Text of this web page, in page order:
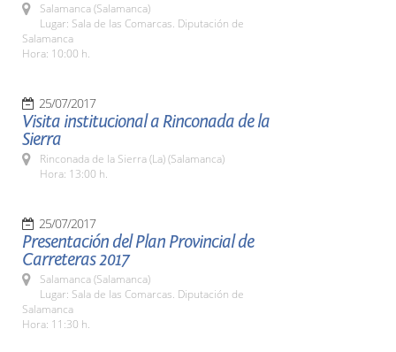
Salamanca (Salamanca)
Lugar: Sala de las Comarcas. Diputación de
Salamanca
Hora: 10:00 h.
25/07/2017
Visita institucional a Rinconada de la
Sierra
Rinconada de la Sierra (La) (Salamanca)
Hora: 13:00 h.
25/07/2017
Presentación del Plan Provincial de
Carreteras 2017
Salamanca (Salamanca)
Lugar: Sala de las Comarcas. Diputación de
Salamanca
Hora: 11:30 h.